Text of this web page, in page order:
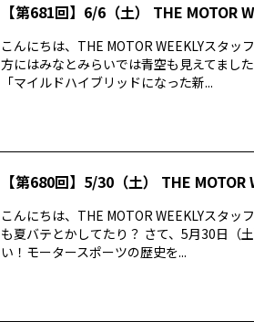
【第681回】6/6（土） THE MOTOR
こんにちは、THE MOTOR WEEKLYスタ
方にはみなとみらいでは青空も見えてまし
「マイルドハイブリッドになった新...
【第680回】5/30（土） THE MOTOR
こんにちは、THE MOTOR WEEKLYスタッ
も夏バテとかしてたり？ さて、5月30日（
い！モータースポーツの歴史を...